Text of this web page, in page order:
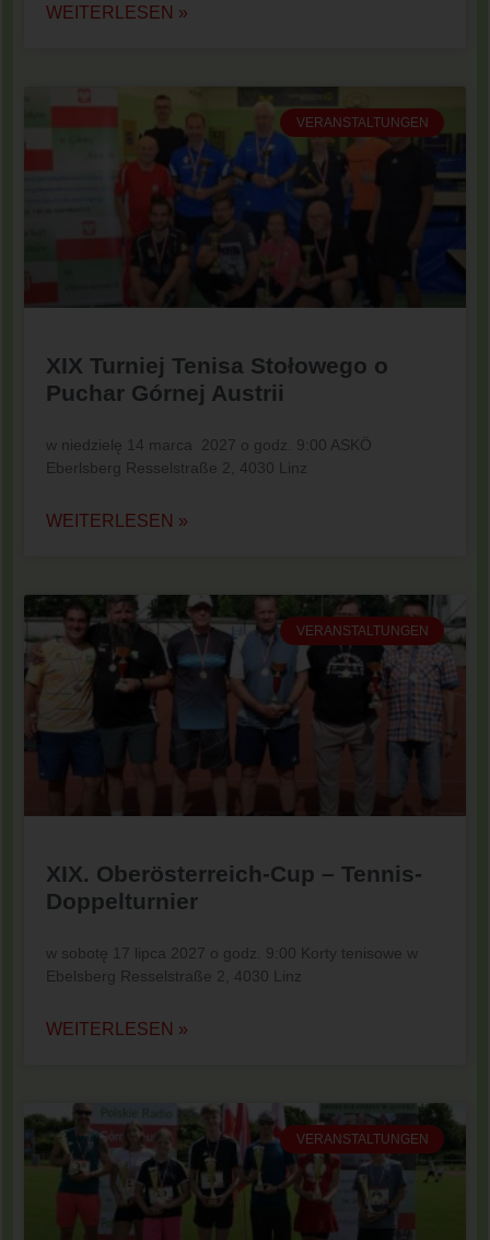
WEITERLESEN »
VERANSTALTUNGEN
XIX Turniej Tenisa Stołowego o
Puchar Górnej Austrii
w niedzielę 14 marca 2027 o godz. 9:00 ASKÖ
Eberlsberg Resselstraße 2, 4030 Linz
WEITERLESEN »
VERANSTALTUNGEN
XIX. Oberösterreich-Cup – Tennis-
Doppelturnier
w sobotę 17 lipca 2027 o godz. 9:00 Korty tenisowe w
Ebelsberg Resselstraße 2, 4030 Linz
WEITERLESEN »
VERANSTALTUNGEN